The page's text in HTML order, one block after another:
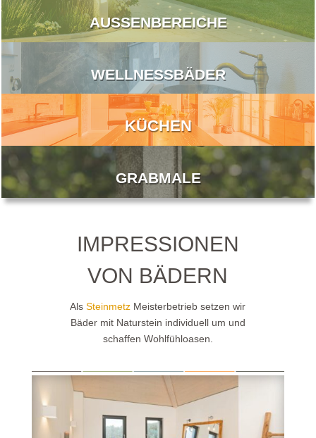
AUSSENBEREICHE
WELLNESSBÄDER
KÜCHEN
GRABMALE
IMPRESSIONEN
VON BÄDERN
AlsSteinmetz Meisterbetrieb setzen wir
Bäder mit Naturstein individuell um und
schaffen Wohlfühloasen.